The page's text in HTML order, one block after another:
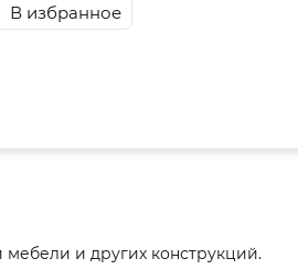
В избранное
и других конструкций.